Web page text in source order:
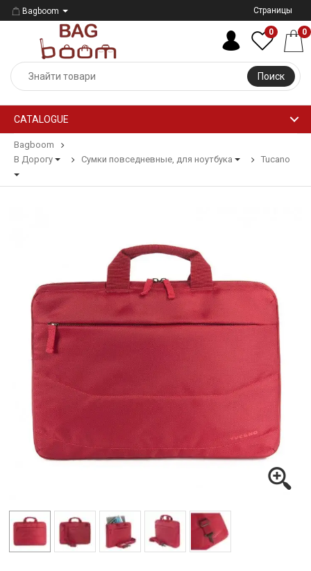
Bagboom Страницы
Поиск
0 0
CATALOGUE
Bagboom
В Дорогу
Сумки повседневные, для ноутбука Tucano